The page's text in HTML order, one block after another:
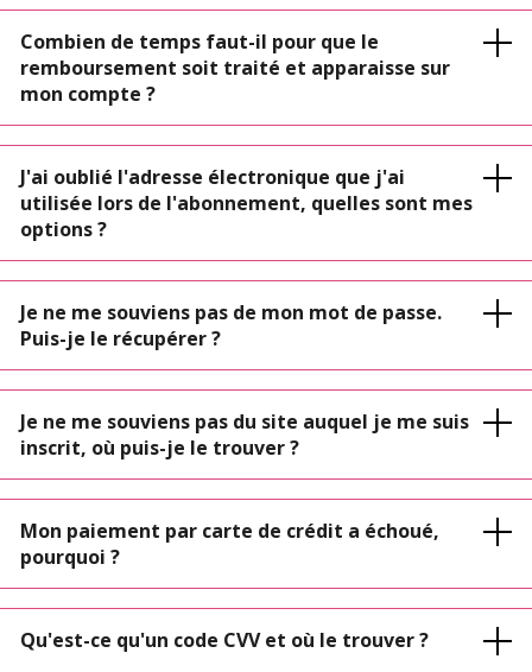
Combien de temps faut-il pour que le
remboursement soit traité et apparaisse sur
mon compte ?
J'ai oublié l'adresse électronique que j'ai
utilisée lors de l'abonnement, quelles sont mes
options ?
Je ne me souviens pas de mon mot de passe.
Puis-je le récupérer ?
Je ne me souviens pas du site auquel je me suis
inscrit, où puis-je le trouver ?
Mon paiement par carte de crédit a échoué,
pourquoi ?
Qu'est-ce qu'un code CVV et où le trouver ?